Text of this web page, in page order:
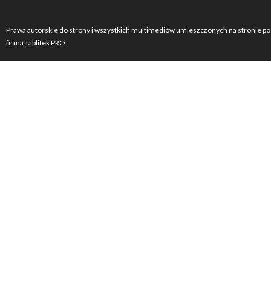
Prawa autorskie do strony i wszystkich multimediów umieszczonych na stronie
firma Tablitek PRO